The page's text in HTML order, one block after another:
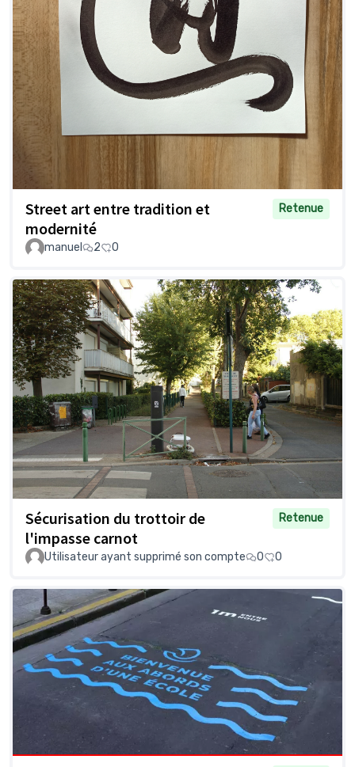
Street art entre tradition et
modernité
Retenue
manuel 2 0
Sécurisation du trottoir de
l'impasse carnot
Retenue
Utilisateur ayant supprimé son compte 0 0